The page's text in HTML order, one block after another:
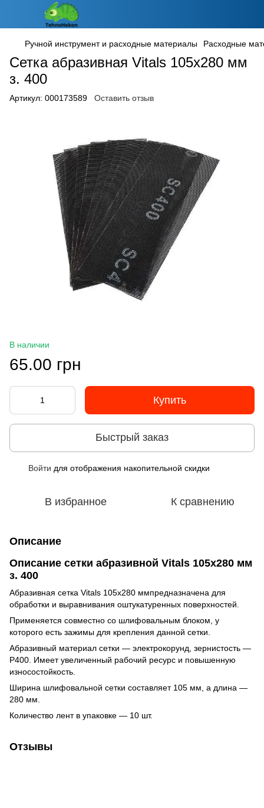
Ручной инструмент и расходные материалы Расходные
Сетка абразивная Vitals 105х280 мм
з. 400
Артикул: 000173589 Оставить отзыв
В наличии
65.00 грн
Купить
Быстрый заказ
Войти для отображения накопительной скидки
В избранное К сравнению
Описание
Описание сетки абразивной Vitals 105х280 мм
з. 400
Абразивная сетка Vitals 105х280 ммпредназначена для
обработки и выравнивания оштукатуренных поверхностей.
Применяется совместно со шлифовальным блоком, у
которого есть зажимы для крепления данной сетки.
Абразивный материал сетки — электрокорунд, зернистость —
Р400. Имеет увеличенный рабочий ресурс и повышенную
износостойкость.
Ширина шлифовальной сетки составляет 105 мм, а длина —
280 мм.
Количество лент в упаковке — 10 шт.
Отзывы